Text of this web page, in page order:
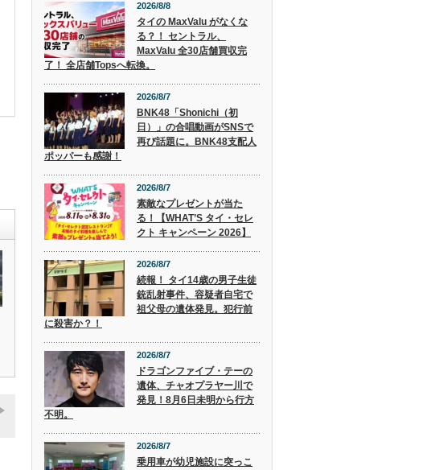
2026/8/8
タイの MaxValu がなくな
る？！ セントラル、
MaxValu 全30店舗買収完
了！ 全店舗Topsへ転換。
2026/8/7
BNK48「Shonichi（初
日）」の合唱動画がSNSで
再び話題に。BNK48支配人
ポッパーも感謝！
2026/8/7
素敵なプレゼントが当た
る！【WHAT’S タイ・セレ
クト キャンペーン 2026】
2026/8/7
続報！ タイ14歳の男子生徒
銃乱射事件、容疑者自宅で
祖父母の遺体発見。犯行前
に殺害か？！
2026/8/7
ドラゴンファイブ・テーの
遺体、チャオプラヤー川で
発見！8月6日未明から行方
不明。
2026/8/7
乗用車が幼児施設に突っこ